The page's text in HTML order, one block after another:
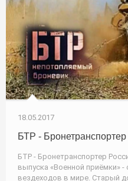
18.05.2017
БТР - Бронетранспортер
БТР - Бронетранспортер
выпуска «Военной приёмки»
вездеходов в мире. Старый